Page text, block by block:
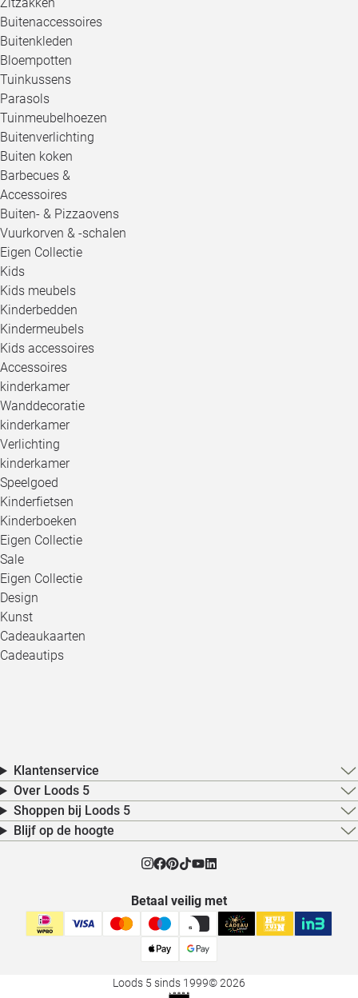
Buitenaccessoires
Buitenkleden
Bloempotten
Tuinkussens
Parasols
Tuinmeubelhoezen
Buitenverlichting
Buiten koken
Barbecues &
Accessoires
Buiten- & Pizzaovens
Vuurkorven & -schalen
Eigen Collectie
Kids
Kids meubels
Kinderbedden
Kindermeubels
Kids accessoires
Accessoires
kinderkamer
Wanddecoratie
kinderkamer
Verlichting
kinderkamer
Speelgoed
Kinderfietsen
Kinderboeken
Eigen Collectie
Sale
Eigen Collectie
Design
Kunst
Cadeaukaarten
Cadeautips
Klantenservice
Over Loods 5
Shoppen bij Loods 5
Blijf op de hoogte
Betaal veilig met
Loods 5 sinds 1999© 2026